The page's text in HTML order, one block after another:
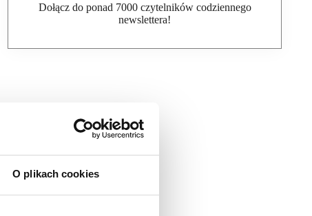
O plikach cookies
Dołącz do ponad 7000 czytelników codziennego
newslettera!